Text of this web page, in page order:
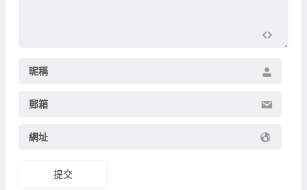
昵稱
郵箱
網址
提交